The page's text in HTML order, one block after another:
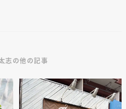
志の他の記事